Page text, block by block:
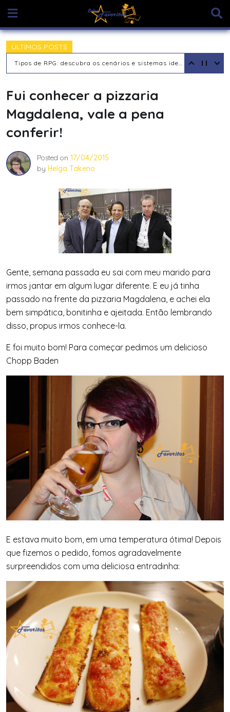
content
ÚLTIMOS POSTS
Fui conhecer a pizzaria
Magdalena, vale a pena
conferir!
Posted on 17/04/2015
by Helga Takeno
Gente, semana passada eu sai com meu marido para
irmos jantar em algum lugar diferente. E eu já tinha
passado na frente da pizzaria Magdalena, e achei ela
bem simpática, bonitinha e ajeitada. Então lembrando
disso, propus irmos conhece-la.
E foi muito bom! Para começar pedimos um delicioso
Chopp Baden
E estava muito bom, em uma temperatura ótima! Depois
que fizemos o pedido, fomos agradavelmente
surpreendidos com uma deliciosa entradinha: